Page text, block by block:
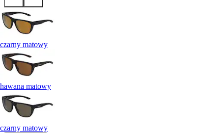
czarny matowy
hawana matowy
czarny matowy